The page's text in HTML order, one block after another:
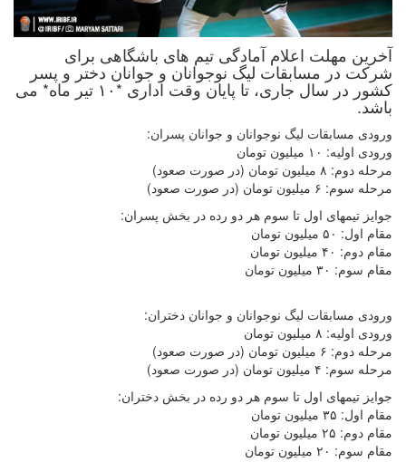
آخرین مهلت اعلام آمادگی تیم های باشگاهی برای
شرکت در مسابقات لیگ نوجوانان و جوانان دختر و پسر
کشور در سال جاری، تا پایان وقت اداری *۱۰ تیر ماه* می
باشد.
ورودی مسابقات لیگ نوجوانان و جوانان پسران:
ورودی اولیه: ۱۰ میلیون تومان
مرحله دوم: ۸ میلیون تومان (در صورت صعود)
مرحله سوم: ۶ میلیون تومان (در صورت صعود)
جوایز تیمهای اول تا سوم هر دو رده در بخش پسران:
مقام اول: ۵۰ میلیون تومان
مقام دوم: ۴۰ میلیون تومان
مقام سوم: ۳۰ میلیون تومان
ورودی مسابقات لیگ نوجوانان و جوانان دختران:
ورودی اولیه: ۸ میلیون تومان
مرحله دوم: ۶ میلیون تومان (در صورت صعود)
مرحله سوم: ۴ میلیون تومان (در صورت صعود)
جوایز تیمهای اول تا سوم هر دو رده در بخش دختران:
مقام اول: ۳۵ میلیون تومان
مقام دوم: ۲۵ میلیون تومان
مقام سوم: ۲۰ میلیون تومان